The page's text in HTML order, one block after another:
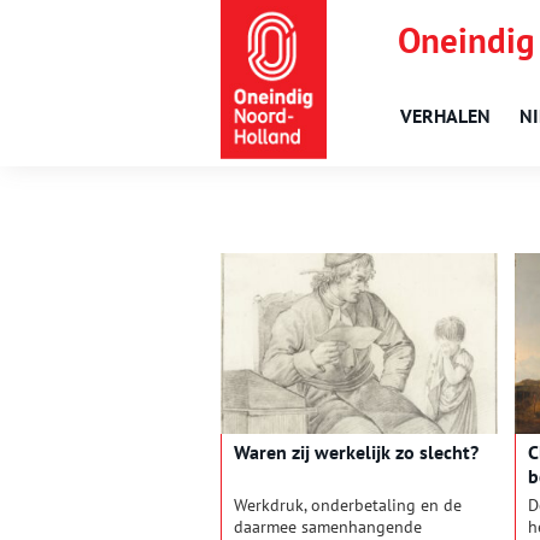
VERHALEN
Waren zij werkelijk zo slecht?
Werkdruk, onderbetaling en de
daarmee samenhangende